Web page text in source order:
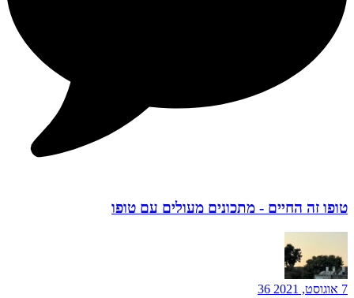
טופו זה החיים - מתכונים מעולים עם טופו
7 אוגוסט, 2021 36